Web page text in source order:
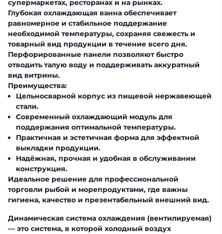
супермаркетах, ресторанах и на рынках.
Глубокая охлаждающая ванна обеспечивает
равномерное и стабильное поддержание
необходимой температуры, сохраняя свежесть и
товарный вид продукции в течение всего дня.
Перфорированные панели позволяют быстро
отводить талую воду и поддерживать аккуратный
вид витрины.
Преимущества:
Цельносварной корпус из пищевой нержавеющей
стали.
Современный охлаждающий модуль для
поддержания оптимальной температуры.
Практичная и эстетичная форма для эффектной
выкладки продукции.
Надёжная, прочная и удобная в обслуживании
конструкция.
Идеальное решение для профессиональной
торговли рыбой и морепродуктами, где важны
гигиена, качество и презентабельный внешний вид.
Динамическая система охлаждения (вентилируемая)
— это система, в которой холодный воздух